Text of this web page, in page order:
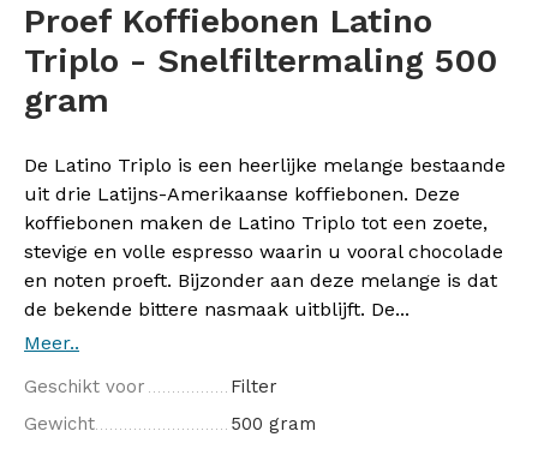
Proef Koffiebonen Latino
Triplo - Snelfiltermaling 500
gram
De Latino Triplo is een heerlijke melange bestaande
uit drie Latijns-Amerikaanse koffiebonen. Deze
koffiebonen maken de Latino Triplo tot een zoete,
stevige en volle espresso waarin u vooral chocolade
en noten proeft. Bijzonder aan deze melange is dat
de bekende bittere nasmaak uitblijft. De...
Meer..
Geschikt voor
Filter
Gewicht
500 gram